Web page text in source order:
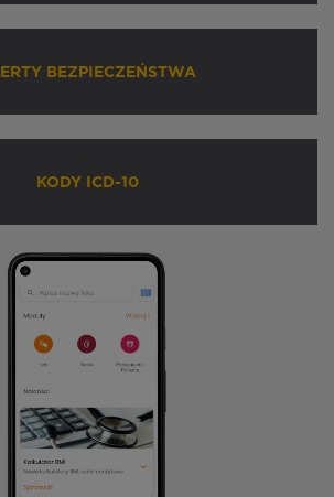
BEZPIECZEŃSTWA
KODY ICD-10